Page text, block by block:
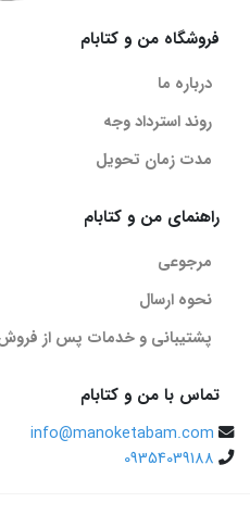
فروشگاه من و کتابام
درباره ما
روند استرداد وجه
مدت زمان تحویل
راهنمای من و کتابام
مرجوعی
نحوه ارسال
پشتیبانی و خدمات پس از
تماس با من و کتابام
info@manoketabam.com
09354039188